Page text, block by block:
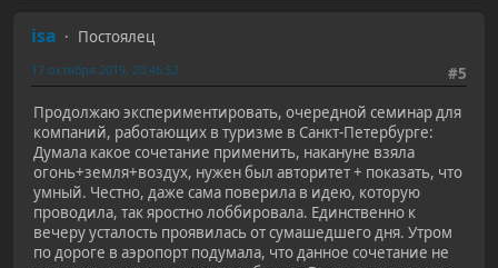
isa
Постоялец
#5
17 октября 2019, 20:46:52
Продолжаю экспериментировать, очередной семинар для
компаний, работающих в туризме в Санкт-Петербурге:
Думала какое сочетание применить, накануне взяла
огонь+земля+воздух, нужен был авторитет + показать, что
умный. Честно, даже сама поверила в идею, которую
проводила, так яростно лоббировала. Единственно к
вечеру усталость проявилась от сумашедшего дня. Утром
по дороге в аэропорт подумала, что данное сочетание не